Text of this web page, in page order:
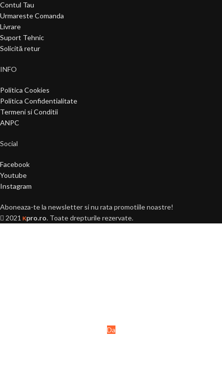
Contul Tau
Urmareste Comanda
Livrare
Suport Tehnic
Solicită retur
INFO
Politica Cookies
Politica Confidentialitate
Termeni si Conditii
ANPC
Social
Facebook
Youtube
Instagram
Aboneaza-te la newsletter si nu rata promotiile noastre!
2021 Kpro.ro. Toate drepturile rezervate.
Da